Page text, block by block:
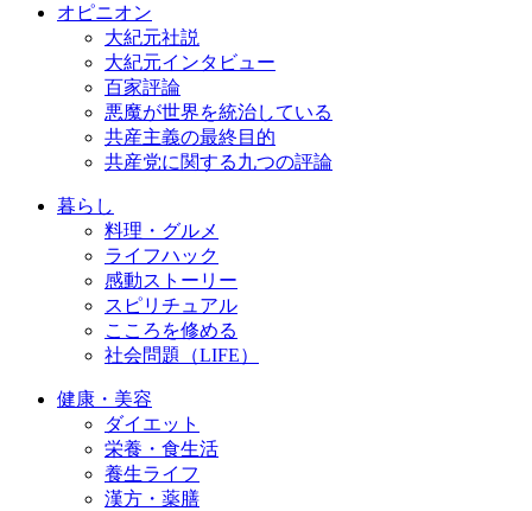
オピニオン
大紀元社説
大紀元インタビュー
百家評論
悪魔が世界を統治している
共産主義の最終目的
共産党に関する九つの評論
暮らし
料理・グルメ
ライフハック
感動ストーリー
スピリチュアル
こころを修める
社会問題（LIFE）
健康・美容
ダイエット
栄養・食生活
養生ライフ
漢方・薬膳